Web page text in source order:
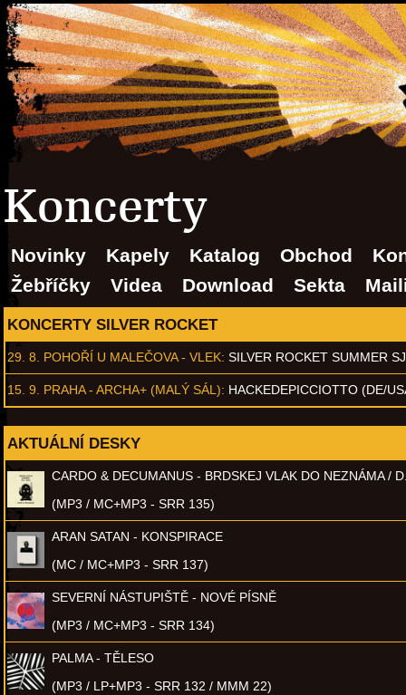
Koncerty
Novinky Kapely Katalog Obchod
Žebříčky
Videa Download Sekta
KONCERTY SILVER ROCKET
29. 8. POHOŘÍ U MALEČOVA - VLEK: SILVER ROCKET SUMMER
15. 9. PRAHA - ARCHA+ (MALÝ SÁL): HACKEDEPICCIOTTO (DE/
AKTUÁLNÍ DESKY
CARDO & DECUMANUS - BRDSKEJ VLAK DO NEZNÁMA /
(MP3 / MC+MP3 - SRR 135)
ARAN SATAN - KONSPIRACE
(MC / MC+MP3 - SRR 137)
SEVERNÍ NÁSTUPIŠTĚ - NOVÉ PÍSNĚ
(MP3 / MC+MP3 - SRR 134)
PALMA - TĚLESO
(MP3 / LP+MP3 - SRR 132 / MMM 22)